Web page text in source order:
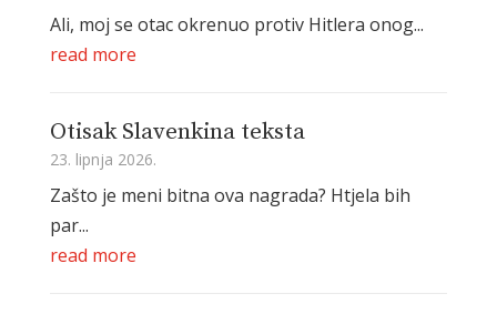
Ali, moj se otac okrenuo protiv Hitlera onog...
read more
Otisak Slavenkina teksta
23. lipnja 2026.
Zašto je meni bitna ova nagrada? Htjela bih
par...
read more